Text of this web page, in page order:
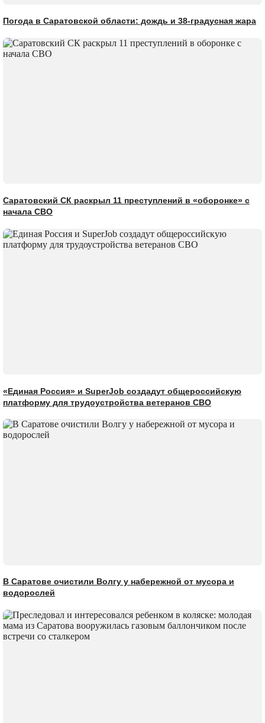
Погода в Саратовской области: дождь и 38-градусная жара
Саратовский СК раскрыл 11 преступлений в «оборонке» с
начала СВО
«Единая Россия» и SuperJob создадут общероссийскую
платформу для трудоустройства ветеранов СВО
В Саратове очистили Волгу у набережной от мусора и
водорослей